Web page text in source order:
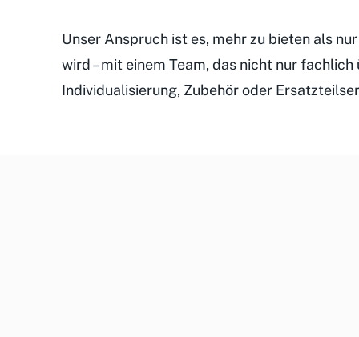
Unser Anspruch ist es, mehr zu bieten als
wird – mit einem Team, das nicht nur
Individualisierung, Zubehör oder